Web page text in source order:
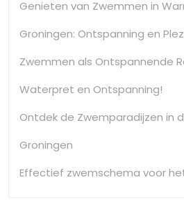
Genieten van Zwemmen in
Groningen: Ontspanning en
Zwemmen als Ontspannende
Waterpret en Ontspanning!
Ontdek de Zwemparadijzen in
Groningen
Effectief zwemschema voor